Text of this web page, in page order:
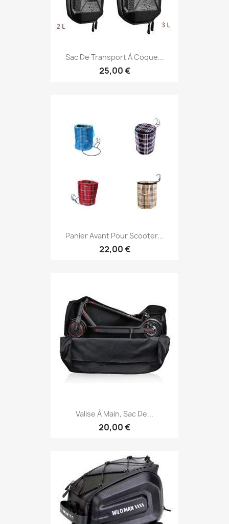
Sac De Transport À Coque...
25,00 €
Panier Avant Pour Scooter...
22,00 €
Valise À Main, Sac De...
20,00 €